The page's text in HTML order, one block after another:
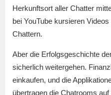
Herkunftsort aller Chatter
bei YouTube kursieren
Chattern.
Aber die Erfolgsgeschichte
sicherlich weitergehen.
einkaufen, und die
übertragen die Chatrooms